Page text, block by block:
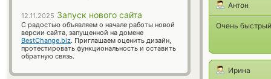
Антон
Очень
Ирина
12.11.2025 Запуск нового сайта
С радостью объявляем о начале работы новой
версии сайта, запущенной на домене
BestChange.biz. Приглашаем оценить дизайн,
протестировать функциональность и оставить
обратную связь.